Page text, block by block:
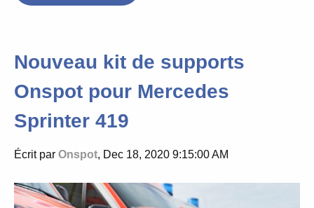
Nouveau kit de supports
Onspot pour Mercedes
Sprinter 419
Écrit par Onspot, Dec 18, 2020 9:15:00 AM